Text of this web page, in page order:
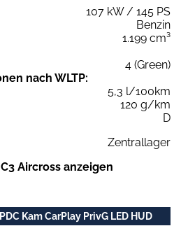
107 kW / 145 PS
Benzin
1.199 cm³
4 (Green)
nach WLTP:
5,3 l/100km
120 g/km
D
Zentrallager
Aircross anzeigen
Kam CarPlay PrivG LED HUD